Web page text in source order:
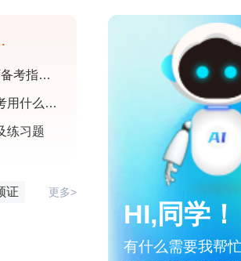
高效提分
甘肃 2026 二级消防工程师备考指南：学习工具与复习规划推荐
2026年二级消防工程师备考用什么刷题工具？优题宝二消全科班功能、价格、适用人群全解析
练习题
证 更多>
HI,同学！
有什么需要我帮